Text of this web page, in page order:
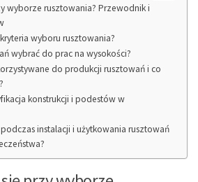
wyborze rusztowania? Przewodnik i
wyboru rusztowania?
wybrać do prac na wysokości?
do produkcji rusztowań i co
konstrukcji i podestów w
instalacji i użytkowania rusztowań